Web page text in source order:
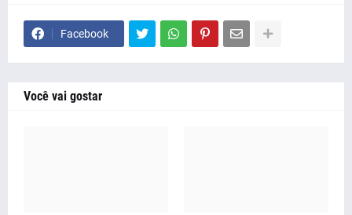
Facebook
Você vai gostar